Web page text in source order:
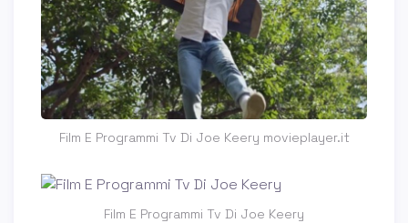
Film E Programmi Tv Di Joe Keery movieplayer.it
Film E Programmi Tv Di Joe Keery